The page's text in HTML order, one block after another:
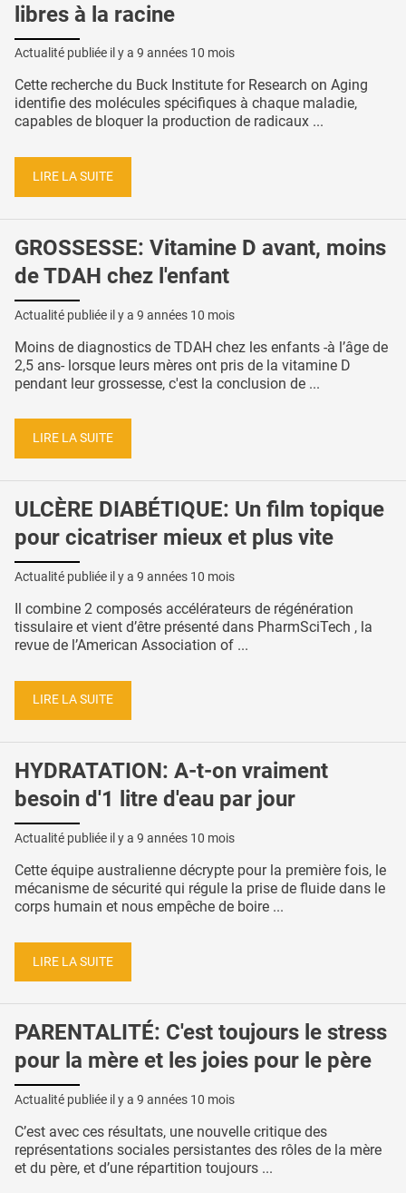
libres à la racine
Actualité publiée il y a 9 années 10 mois
Cette recherche du Buck Institute for Research on Aging
identifie des molécules spécifiques à chaque maladie,
capables de bloquer la production de radicaux ...
LIRE LA SUITE
GROSSESSE: Vitamine D avant, moins
de TDAH chez l'enfant
Actualité publiée il y a 9 années 10 mois
Moins de diagnostics de TDAH chez les enfants -à l’âge de
2,5 ans- lorsque leurs mères ont pris de la vitamine D
pendant leur grossesse, c'est la conclusion de ...
LIRE LA SUITE
ULCÈRE DIABÉTIQUE: Un film topique
pour cicatriser mieux et plus vite
Actualité publiée il y a 9 années 10 mois
Il combine 2 composés accélérateurs de régénération
tissulaire et vient d’être présenté dans PharmSciTech , la
revue de l’American Association of ...
LIRE LA SUITE
HYDRATATION: A-t-on vraiment
besoin d'1 litre d'eau par jour
Actualité publiée il y a 9 années 10 mois
Cette équipe australienne décrypte pour la première fois, le
mécanisme de sécurité qui régule la prise de fluide dans le
corps humain et nous empêche de boire ...
LIRE LA SUITE
PARENTALITÉ: C'est toujours le stress
pour la mère et les joies pour le père
Actualité publiée il y a 9 années 10 mois
C’est avec ces résultats, une nouvelle critique des
représentations sociales persistantes des rôles de la mère
et du père, et d’une répartition toujours ...